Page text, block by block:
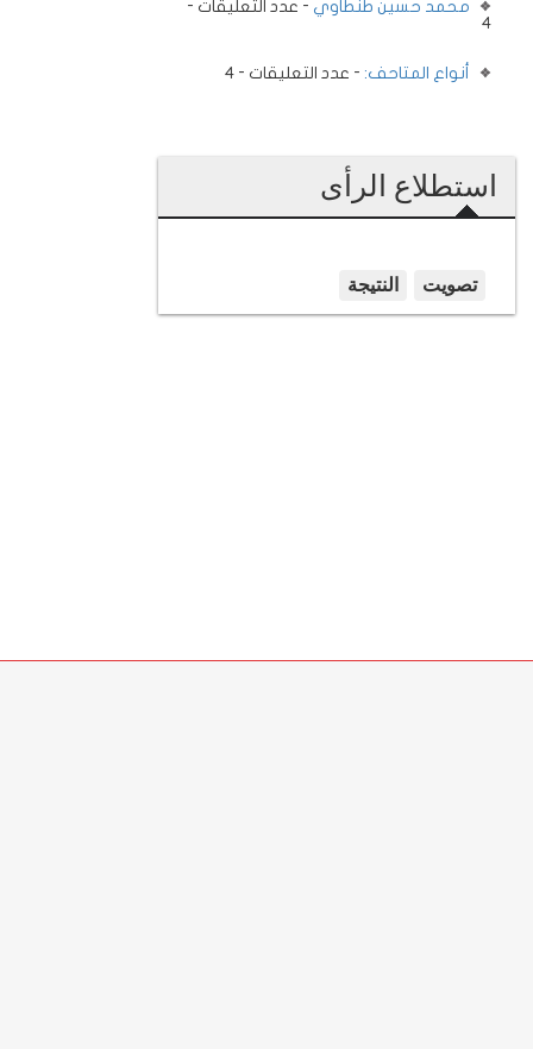
محمد حسين طنطاوي - عدد التعليقات -
4
أنواع المتاحف: - عدد التعليقات - 4
استطلاع الرأى